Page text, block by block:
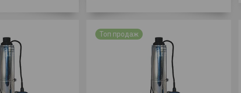
Топ продаж